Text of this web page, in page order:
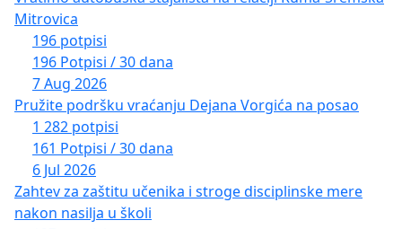
Mitrovica
196 potpisi
196 Potpisi / 30 dana
7 Aug 2026
Pružite podršku vraćanju Dejana Vorgića na posao
1 282 potpisi
161 Potpisi / 30 dana
6 Jul 2026
Zahtev za zaštitu učenika i stroge disciplinske mere
nakon nasilja u školi